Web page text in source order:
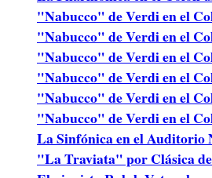
"Nabucco" de Verdi en el
"Nabucco" de Verdi en el
"Nabucco" de Verdi en el
"Nabucco" de Verdi en el
"Nabucco" de Verdi en el
"Nabucco" de Verdi en el
La Sinfónica en el Auditorio
"La Traviata" por Clásica